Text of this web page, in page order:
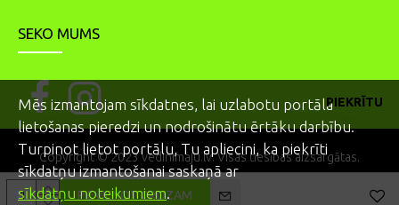
PIEVIENOT GROZAM
SEKO MUMS
Copyright © 2023 vedinimaju.lv. Visas tiesības aizsargātas.
PIEKRĪTU
Mēs izmantojam sīkdatnes, lai uzlabotu portāla
lietošanas pieredzi un nodrošinātu ērtāku darbību.
Turpinot lietot portālu, Tu apliecini, ka piekrīti
sīkdatņu izmantošanai saskaņā ar
sīkdatņu noteikumiem.